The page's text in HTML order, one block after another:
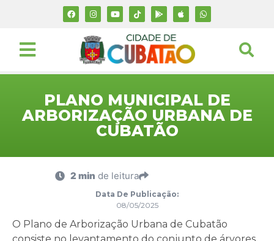
PLANO MUNICIPAL DE
ARBORIZAÇÃO URBANA DE
CUBATÃO
2 min de leitura
Data De Publicação:
08/05/2025
O Plano de Arborização Urbana de Cubatão